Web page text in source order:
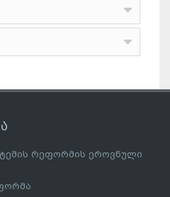
რეფორმის ეროვნული